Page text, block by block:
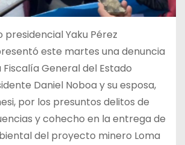
presidencial Yaku Pérez
este martes una denuncia
General del Estado
Daniel Noboa y su esposa,
por los presuntos delitos de
y cohecho en la entrega de
del proyecto minero Loma